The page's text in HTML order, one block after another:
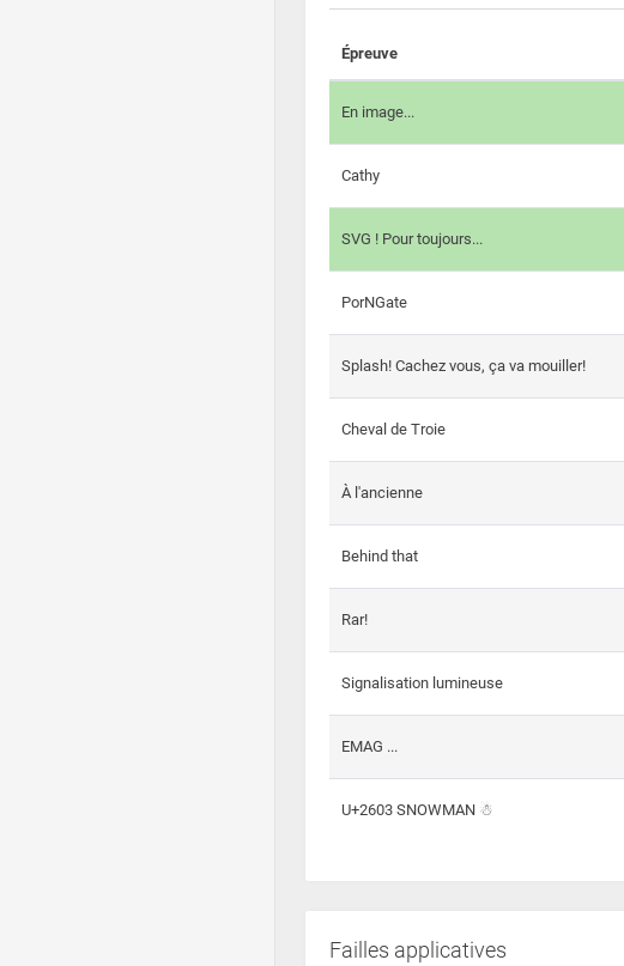
Épreuve
En image...
Cathy
SVG ! Pour toujours...
PorNGate
Splash! Cachez vous, ça va mouiller!
Cheval de Troie
À l'ancienne
Behind that
Rar!
Signalisation lumineuse
EMAG ...
U+2603 SNOWMAN ☃
Failles applicatives